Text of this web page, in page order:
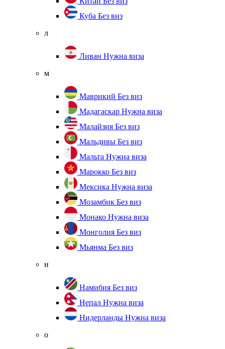
Куба Без виз
л
Ливан Нужна виза
м
Маврикий Без виз
Мадагаскар Нужна виза
Малайзия Без виз
Мальдивы Без виз
Мальта Нужна виза
Марокко Без виз
Мексика Нужна виза
Мозамбик Без виз
Монако Нужна виза
Монголия Без виз
Мьянма Без виз
н
Намибия Без виз
Непал Нужна виза
Нидерланды Нужна виза
о